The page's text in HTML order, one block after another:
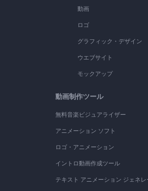
動画
ロゴ
グラフィック・デザイン
ウエブサイト
モックアップ
動画制作ツール
無料音楽ビジュアライザー
アニメーション ソフト
ロゴ・アニメーション
イントロ動画作成ツール
テキスト アニメーション ジェネレ